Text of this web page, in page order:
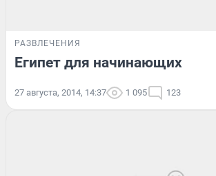
РАЗВЛЕЧЕНИЯ
Египет для начинающих
27 августа, 2014, 14:37 1 095 123